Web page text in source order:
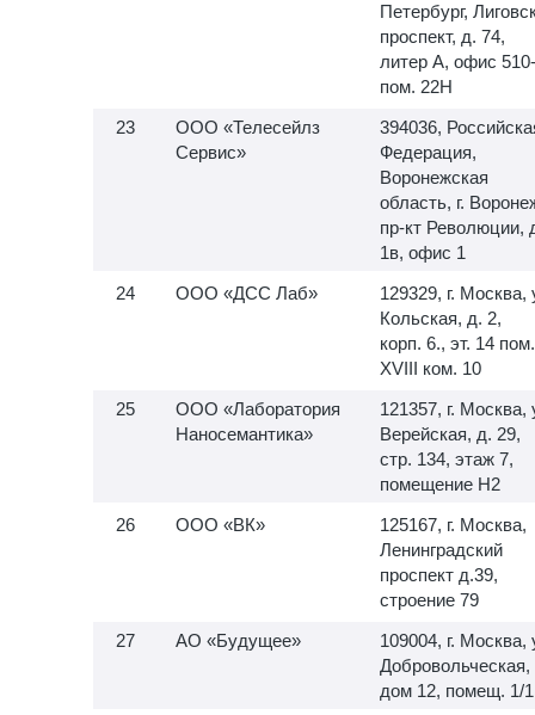
Петербург,
проспект, д. 74,
литер А, офис
пом. 22Н
ООО «Телесейлз
Сервис»
394036,
Федерация,
Воронежская
область, г.
пр-кт Революции,
1в, офис 1
ООО «ДСС Лаб»
129329, г. Москва,
Кольская, д. 2,
корп. 6., эт. 14 пом.
XVIII ком. 10
ООО «Лаборатория
Наносемантика»
121357, г. Москва,
Верейская, д. 29,
стр. 134, этаж 7,
помещение H2
ООО «ВК»
125167, г. Москва,
Ленинградский
проспект д.39,
строение 79
АО «Будущее»
109004, г. Москва,
Добровольческая,
дом 12, помещ. 1/1